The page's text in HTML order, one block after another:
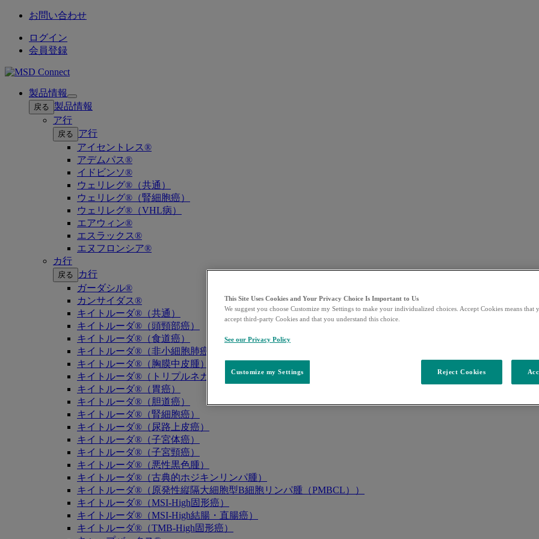
お問い合わせ
ログイン
会員登録
製品情報
Open
submenu
戻る 製品情報
ア行
戻る
ア行
アイセントレス®
アデムパス®
イドビンソ®
ウェリレグ®（共通）
ウェリレグ®（腎細胞癌）
ウェリレグ®（VHL病）
エアウィン®
エスラックス®
エヌフロンシア®
カ行
戻る
カ行
ガーダシル®
カンサイダス®
キイトルーダ®（共通）
キイトルーダ®（頭頸部癌）
キイトルーダ®（食道癌）
キイトルーダ®（非小細胞肺癌）
キイトルーダ®（胸膜中皮腫）
キイトルーダ®（トリプルネガティブ乳癌）
キイトルーダ®（胃癌）
キイトルーダ®（胆道癌）
キイトルーダ®（腎細胞癌）
キイトルーダ®（尿路上皮癌）
キイトルーダ®（子宮体癌）
キイトルーダ®（子宮頸癌）
キイトルーダ®（悪性黒色腫）
キイトルーダ®（古典的ホジキンリンパ腫）
キイトルーダ®（原発性縦隔大細胞型B細胞リンパ腫（PMBCL））
キイトルーダ®（MSI-High固形癌）
キイトルーダ®（MSI-High結腸・直腸癌）
キイトルーダ®（TMB-High固形癌）
This Site Uses Cookies and Your Privacy Choice Is Important to Us
We suggest you choose Customize my Settings to make your individualized choices. Accept Cookies means that
accept third-party Cookies and that you understand this choice.
See our Privacy Policy
Customize my Settings Reject Cookies